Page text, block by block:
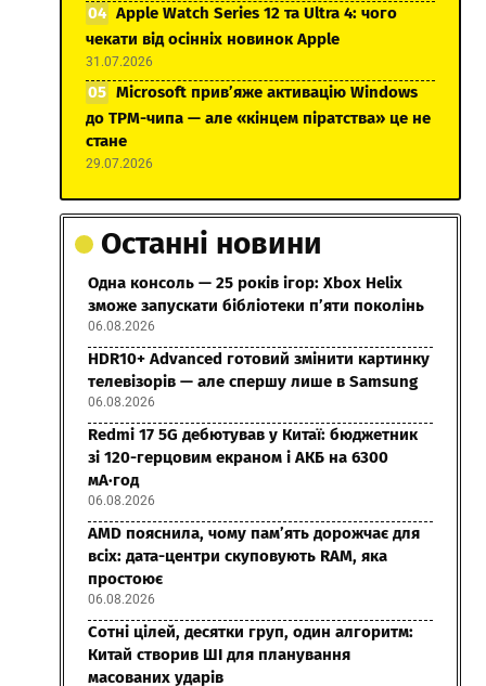
Apple Watch Series 12 та Ultra 4: чого
чекати від осінніх новинок Apple
31.07.2026
Microsoft прив’яже активацію Windows
до TPM-чипа — але «кінцем піратства» це не
стане
29.07.2026
Останні новини
Одна консоль — 25 років ігор: Xbox Helix
зможе запускати бібліотеки п’яти поколінь
06.08.2026
HDR10+ Advanced готовий змінити картинку
телевізорів — але спершу лише в Samsung
06.08.2026
Redmi 17 5G дебютував у Китаї: бюджетник
зі 120-герцовим екраном і АКБ на 6300
мА·год
06.08.2026
AMD пояснила, чому пам’ять дорожчає для
всіх: дата-центри скуповують RAM, яка
простоює
06.08.2026
Сотні цілей, десятки груп, один алгоритм:
Китай створив ШІ для планування
масованих ударів